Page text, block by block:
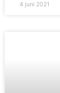
4 juni 2021